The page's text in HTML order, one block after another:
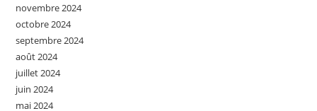
novembre 2024
octobre 2024
septembre 2024
août 2024
juillet 2024
juin 2024
mai 2024